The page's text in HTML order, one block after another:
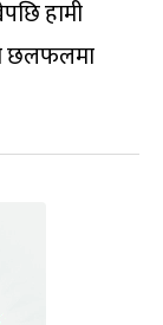
हामी
छलफलमा